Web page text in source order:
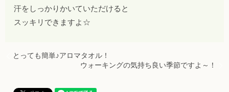
汗をしっかりかいていただけると
スッキリできますよ☆
とっても簡単♪アロマタオル！
ウォーキングの気持ち良い季節ですよ～！